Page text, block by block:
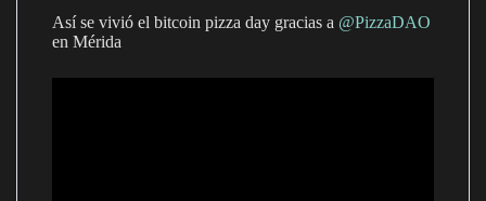
Así se vivió el bitcoin pizza day gracias a ‪@PizzaDAO‬
en Mérida